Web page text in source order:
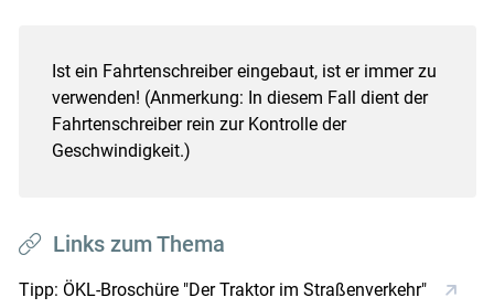
Ist ein Fahrtenschreiber eingebaut, ist er immer zu
verwenden! (Anmerkung: In diesem Fall dient der
Fahrtenschreiber rein zur Kontrolle der
Geschwindigkeit.)
Links zum Thema
Tipp: ÖKL-Broschüre "Der Traktor im Straßenverkehr"